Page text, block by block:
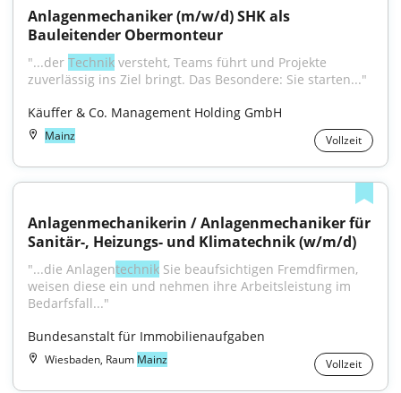
Anlagenmechaniker (m/w/d) SHK als
Bauleitender Obermonteur
"...der Technik versteht, Teams führt und Projekte
zuverlässig ins Ziel bringt. Das Besondere: Sie starten..."
Käuffer & Co. Management Holding GmbH
Mainz Vollzeit
Anlagen­mechanikerin / Anlagen­mechaniker für
Sanitär-, Heizungs- und Klimatechnik (w/m/d)
"...die Anlagen­technik Sie beaufsichtigen Fremdfirmen,
weisen diese ein und nehmen ihre Arbeits­leistung im
Bedarfsfall..."
Bundesanstalt für Immobilienaufgaben
Wiesbaden, Raum Mainz Vollzeit